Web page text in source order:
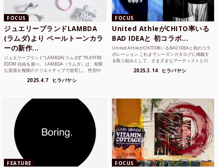
FOCUS
ジュエリーブランドLAMBDA
(ラムダ)より ペールトーンカラ
ーの新作...
ジュエリーブランド“LAMBDA( ラムダ))” “PLAYFRE
EDOM 自由を遊べ。 LAMBDA（ラムダ）は、有限
な資源を無限のクリエイティブで追究し、 性別や
2025.4.7 ヒラバヤシ
FOCUS
United AthleがCHITO率いる
BAD IDEAと 初コラボ...
United AthleがCHITO率いるBAD IDEAと初のコラ
ボレーション これまでシーズンカタログに掲載す
る取り組みとして、さまざまなアーティストとの
2025.3.14 ヒラバヤシ
FEATURE FOCUS